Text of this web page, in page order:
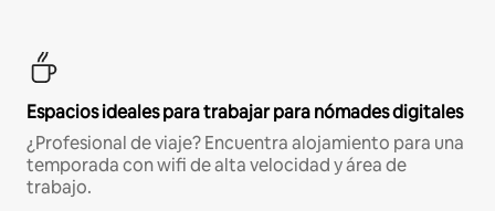
Espacios ideales para trabajar para nómades digitales
¿Profesional de viaje? Encuentra alojamiento para una
temporada con wifi de alta velocidad y área de
trabajo.